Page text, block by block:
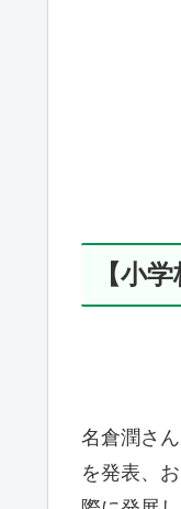
【小
名倉潤さ
を発表、